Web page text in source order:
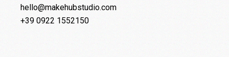
hello@makehubstudio.com
+39 0922 1552150